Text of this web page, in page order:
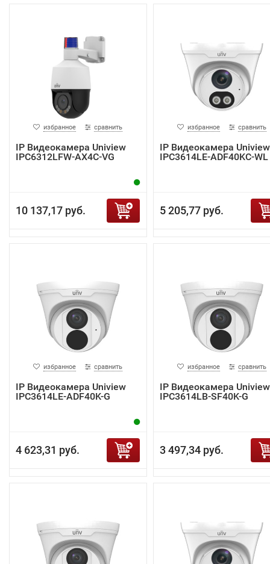
избранное сравнить
IP Видеокамера Uniview
IPC6312LFW-AX4C-VG
10 137,17 руб.
избранное сравнить
IP Видеокамера Uniview
IPC3614LE-ADF40KC-WL
5 205,77 руб.
избранное сравнить
IP Видеокамера Uniview
IPC3614LE-ADF40K-G
4 623,31 руб.
избранное сравнить
IP Видеокамера Uniview
IPC3614LB-SF40K-G
3 497,34 руб.